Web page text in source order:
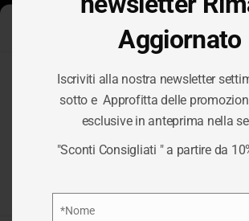
Gestisci Consenso Cookie
Per fornire le migliori esperienze, utilizziamo
cookie per memorizzare e/o accedere alle
dispositivo. Il consenso a queste tecnologie ci
elaborare dati come il comportamento di
TAG:
HOME/BORSE
Aggiornato
Iscriviti alla nostra newsletter
sotto e Approfitta delle
esclusive in anteprima nella
"Sconti Consigliati " a partire da
*Nome